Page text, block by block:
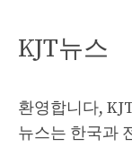
KJT뉴스
환영합니다,
뉴스는 한국과